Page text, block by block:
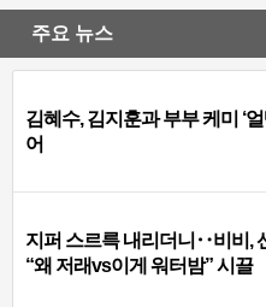
주요 뉴스
김혜수, 김지훈과 부부 케미 ‘
어
지퍼 스르륵 내리더니‥비비,
“왜 저래vs이게 워터밤” 시끌